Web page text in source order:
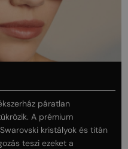
páratlan
A prémium
kristályok és titán
teszi ezeket a